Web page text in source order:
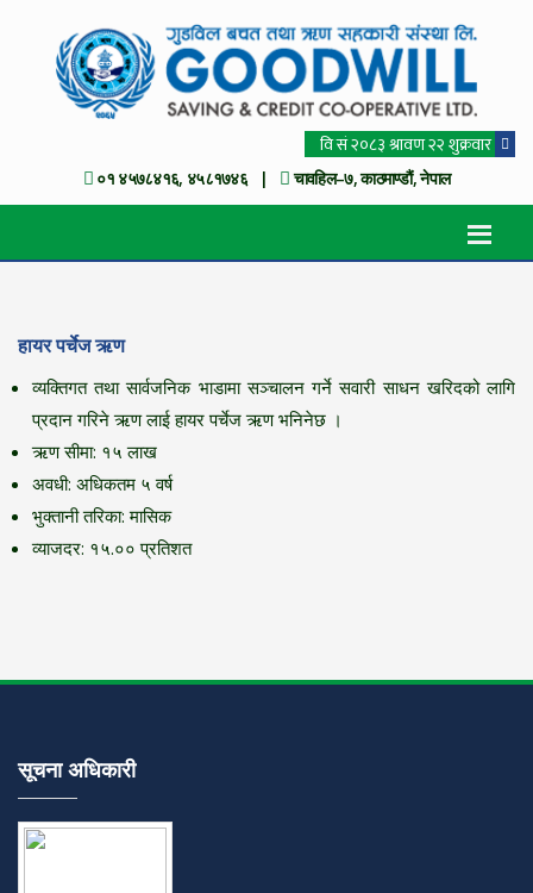
०१ ४५७८४१६, ४५८१७४६ | चावहिल–७, काठमाण्डौं, नेपाल
हायर पर्चेज ऋण
व्यक्तिगत तथा सार्वजनिक भाडामा सञ्चालन गर्ने सवारी साधन खरिदको लागि
प्रदान गरिने ऋण लाई हायर पर्चेज ऋण भनिनेछ ।
ऋण सीमा: १५ लाख
अवधी: अधिकतम ५ वर्ष
भुक्तानी तरिका: मासिक
व्याजदर: १५.०० प्रतिशत
सूचना अधिकारी